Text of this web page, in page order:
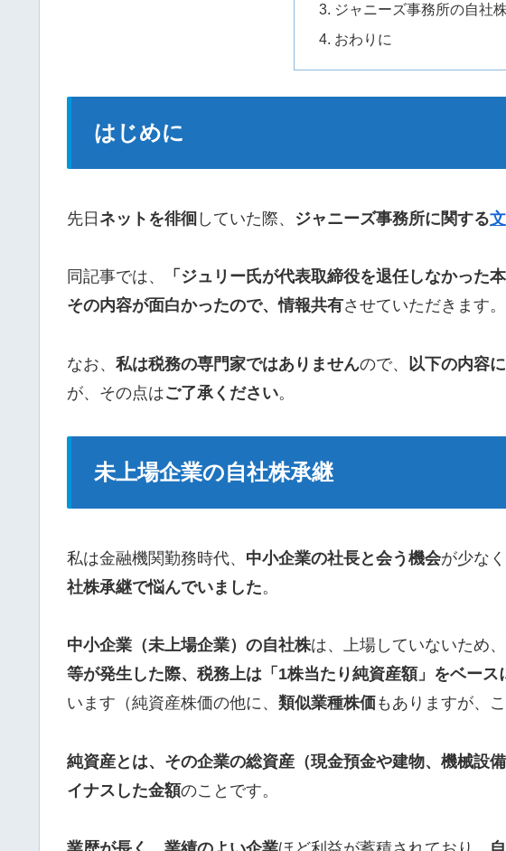
ジャニーズ事務所の自社
おわりに
はじめに
先日 ネットを徘徊 していた際、 ジャニーズ事務所に関する
同記事では、 「ジュリー氏が代表取締役を退任しなかった本
その内容が面白かったので、情報共有させていただきます。
なお、 私は税務の専門家ではありませんので、
以下の内容
が、その点はご了承ください。
未上場企業の自社株承継
私は金融機関勤務時代、 中小企業の社長と会う機会が少な
社株承継で悩んでいました。
中小企業（未上場企業）の自社株は、上場していないため、
等が発生した際、税務上は「1株当たり純資産額」をベース
います（純資産株価の他に、 類似業種株価もありますが、
純資産とは、その企業の総資産（現金預金や建物、機械設
イナスした金額のことです。